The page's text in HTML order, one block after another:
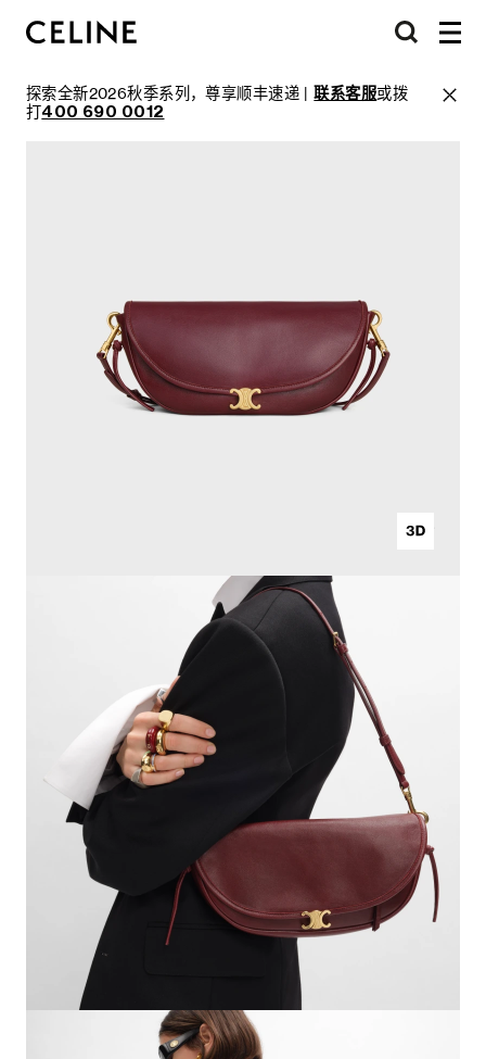
探索全新2026秋季系列，尊享顺丰速递 |联系客服或拨
打400 690 0012